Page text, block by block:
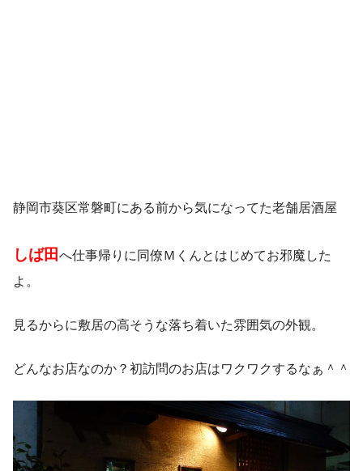
静岡市葵区常磐町にある前から気になってた老舗居酒屋
しば田 へ仕事帰りに同僚Ｍくんとはじめてお邪魔した
よ。
見るからに敷居の高そうな落ち着いた雰囲気の外観。
どんなお店なのか？初訪問のお店はワクワクするなぁ＾＾